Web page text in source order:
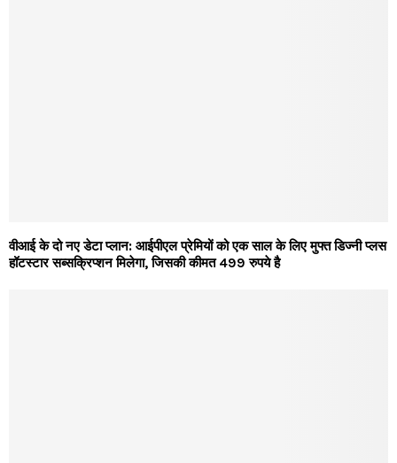
वीआई के दो नए डेटा प्लान: आईपीएल प्रेमियों को एक साल के लिए मुफ्त डिज्नी प्लस
हॉटस्टार सब्सक्रिप्शन मिलेगा, जिसकी कीमत 499 रुपये है